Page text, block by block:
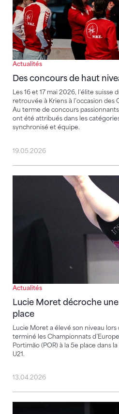
Actualités
Des concours de haut
Les 16 et 17 mai 2026, l’élite suisse
retrouvée à Kriens à l’occasion des
Au terme de concours
ont été attribués dans les
synchronisé et équipe.
19.05.2026
Actualités
Lucie Moret décroche
place
Lucie Moret a élevé son niveau lors
terminé les Championnats
Portimão (POR) à la 5e place dans
U21.
Lucie Moret décroche
13.04.2026